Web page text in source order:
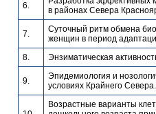
6.
в районах Севера
7.
Суточный ритм обмена
женщин в период
8. Энзиматическая
9.
Эпидемиология и
условиях Крайнего Севера.
Возрастные варианты